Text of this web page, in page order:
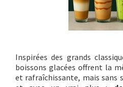
Inspirées des grands
boissons glacées offrent la
et rafraîchissante, mais sans